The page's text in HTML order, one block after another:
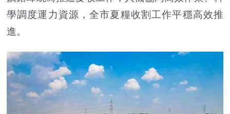
學調度運力資源，全市夏糧收割工作平穩高效推
進。